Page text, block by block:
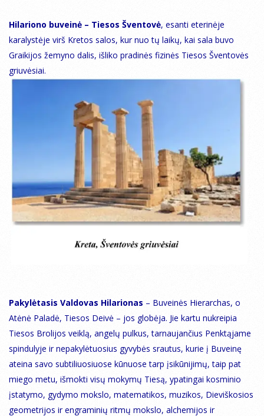
Hilariono buveinė – Tiesos Šventovė, esanti eterinėje
karalystėje virš Kretos salos, kur nuo tų laikų, kai sala buvo
Graikijos žemyno dalis, išliko pradinės fizinės Tiesos Šventovės
griuvėsiai.
Pakylėtasis Valdovas Hilarionas – Buveinės Hierarchas, o
Atėnė Paladė, Tiesos Deivė – jos globėja. Jie kartu nukreipia
Tiesos Brolijos veiklą, angelų pulkus, tarnaujančius Penktąjame
spindulyje ir nepakylėtuosius gyvybės srautus, kurie į Buveinę
ateina savo subtiliuosiuose kūnuose tarp įsikūnijimų, taip pat
miego metu, išmokti visų mokymų Tiesą, ypatingai kosminio
įstatymo, gydymo mokslo, matematikos, muzikos, Dieviškosios
geometrijos ir engraminių ritmų mokslo, alchemijos ir